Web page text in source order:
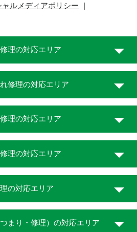
ャルメディアポリシー
理の対応エリア
修理の対応エリア
理の対応エリア
理の対応エリア
の対応エリア
まり・修理）の対応エリア